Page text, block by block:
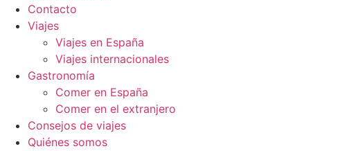
Contacto
Viajes
Viajes en España
Viajes internacionales
Gastronomía
Comer en España
Comer en el extranjero
Consejos de viajes
Quiénes somos